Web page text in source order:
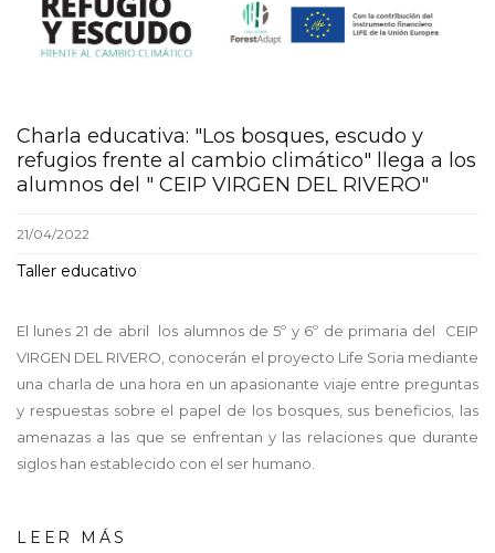
Charla educativa: "Los bosques, escudo y
refugios frente al cambio climático" llega a los
alumnos del " CEIP VIRGEN DEL RIVERO"
21/04/2022
Taller educativo
El lunes 21 de abril los alumnos de 5º y 6º de primaria del CEIP
VIRGEN DEL RIVERO, conocerán el proyecto Life Soria mediante
una charla de una hora en un apasionante viaje entre preguntas
y respuestas sobre el papel de los bosques, sus beneficios, las
amenazas a las que se enfrentan y las relaciones que durante
siglos han establecido con el ser humano.
LEER MÁS